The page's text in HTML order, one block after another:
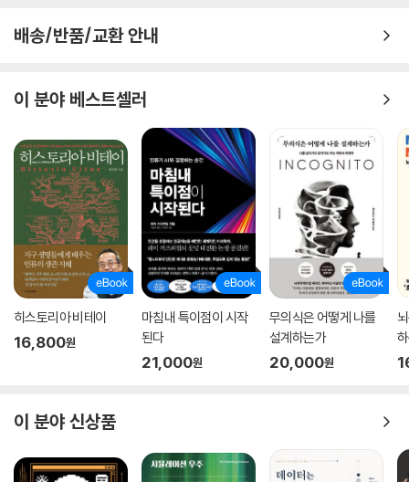
배송/반품/교환 안내
이 분야 베스트셀러
히스토리아 비테이
16,800원
마침내 특이점이 시작
된다
21,000원
무의식은 어떻게 나를
설계하는가
20,000원
이 분야 신상품